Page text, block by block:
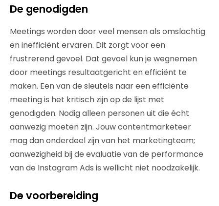
De genodigden
Meetings worden door veel mensen als omslachtig
en inefficiënt ervaren. Dit zorgt voor een
frustrerend gevoel. Dat gevoel kun je wegnemen
door meetings resultaatgericht en efficiënt te
maken. Een van de sleutels naar een efficiënte
meeting is het kritisch zijn op de lijst met
genodigden. Nodig alleen personen uit die écht
aanwezig moeten zijn. Jouw contentmarketeer
mag dan onderdeel zijn van het marketingteam;
aanwezigheid bij de evaluatie van de performance
van de Instagram Ads is wellicht niet noodzakelijk.
De voorbereiding